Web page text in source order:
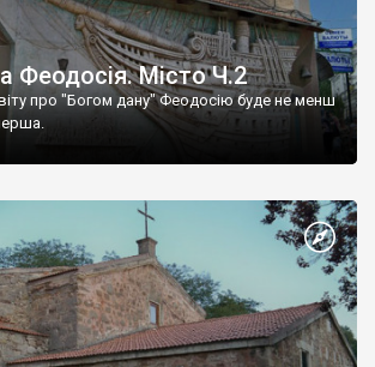
Феодосія. Місто Ч.2
про "Богом дану" Феодосію буде не менш